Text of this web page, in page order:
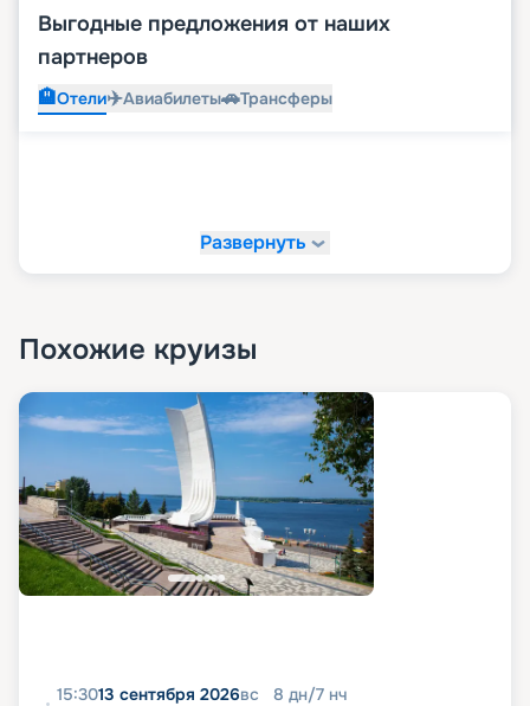
Выгодные предложения от наших
партнеров
🏨Отели✈️Авиабилеты🚗Трансферы
Развернуть
Похожие круизы
15:3013 сентября 2026вс 8 дн/7 нч